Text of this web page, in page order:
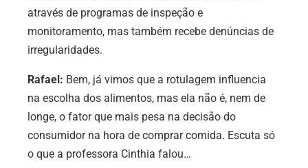
através de programas de inspeção e
monitoramento, mas também recebe denúncias de
irregularidades.
Rafael: Bem, já vimos que a rotulagem influencia
na escolha dos alimentos, mas ela não é, nem de
longe, o fator que mais pesa na decisão do
consumidor na hora de comprar comida. Escuta só
o que a professora Cinthia falou…